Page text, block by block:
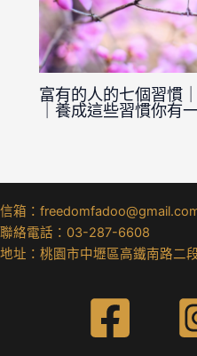
富有的人的七個習慣
｜養成這些習慣你有
信箱：
聯絡電話：03-287-6608
地址：桃園市中壢區高鐵南路二